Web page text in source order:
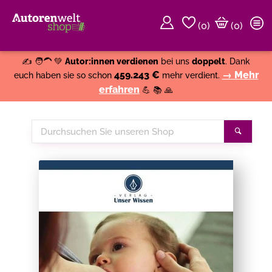
(0)
(0)
✍️ 🧑‍🦱 💚 Autor:innen verdienen bei uns doppelt. Dank
euch haben sie so schon 459.243 € mehr verdient. → Mehr
erfahren 💪 📚 🙏
Durchsuchen
Sie
Shop